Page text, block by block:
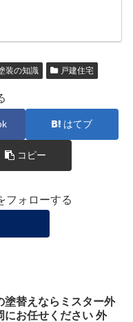
装の知識 戸建住宅
はてブ
コピー
フォローする
塗替えならミスター外
にお任せください 外